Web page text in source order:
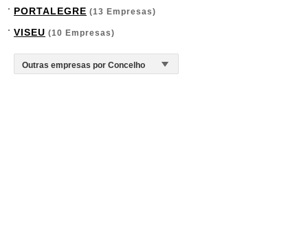
PORTALEGRE (13 Empresas)
VISEU (10 Empresas)